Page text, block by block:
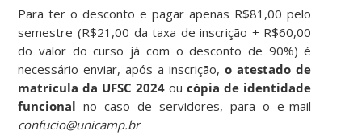
Para ter o desconto e pagar apenas R$81,00 pelo
semestre (R$21,00 da taxa de inscrição + R$60,00
do valor do curso já com o desconto de 90%) é
necessário enviar, após a inscrição,o atestado de
matrícula da UFSC 2024 oucópia de identidade
funcional no caso de servidores, para o e-mail
confucio@unicamp.br